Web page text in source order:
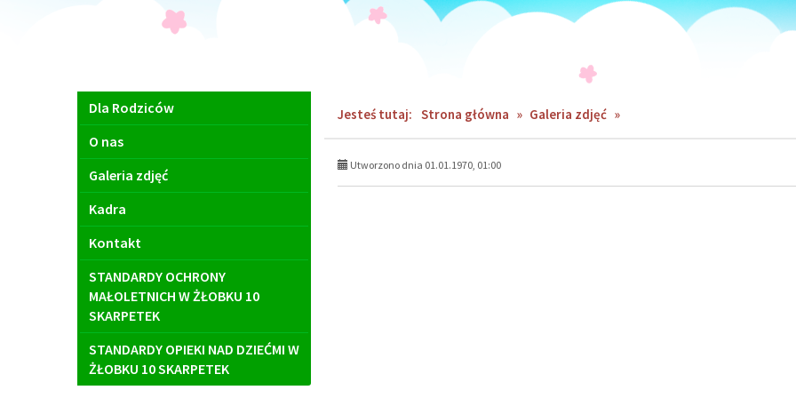
Menu
główne
Dla Rodziców
O nas
Galeria zdjęć
Kadra
Kontakt
STANDARDY OCHRONY
MAŁOLETNICH W ŻŁOBKU 10
SKARPETEK
STANDARDY OPIEKI NAD DZIEĆMI W
ŻŁOBKU 10 SKARPETEK
Jesteś tutaj: Strona główna » Galeria zdjęć »
Utworzono dnia 01.01.1970, 01:00